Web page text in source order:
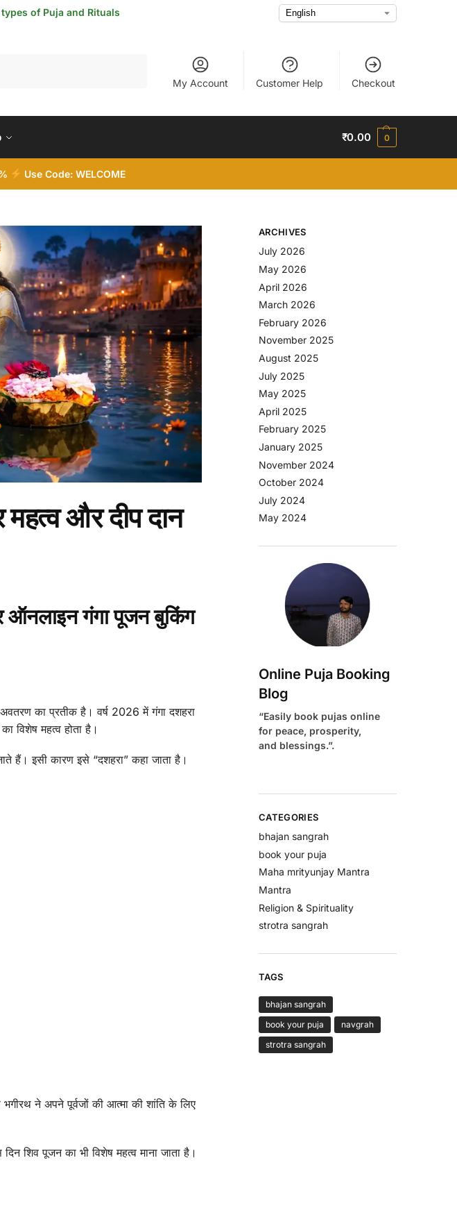
of Puja and Rituals
My Account Customer Help Checkout
₹0.00 0
Use Code: WELCOME
और दीप दान
ऑनलाइन गंगा पूजन बुकिंग
अवतरण का प्रतीक है। वर्ष 2026 में गंगा दशहरा
विशेष महत्व होता है।
हैं। इसी कारण इसे “दशहरा” कहा जाता है।
भगीरथ ने अपने पूर्वजों की आत्मा की शांति के लिए
शिव पूजन का भी विशेष महत्व माना जाता है।
ARCHIVES
July 2026
May 2026
April 2026
March 2026
February 2026
November 2025
August 2025
July 2025
May 2025
April 2025
February 2025
January 2025
November 2024
October 2024
July 2024
May 2024
Online Puja Booking
Blog
“Easily book pujas online
for peace, prosperity,
and blessings.”.
CATEGORIES
bhajan sangrah
book your puja
Maha mrityunjay Mantra
Mantra
Religion & Spirituality
strotra sangrah
TAGS
bhajan sangrah
book your puja
navgrah
strotra sangrah